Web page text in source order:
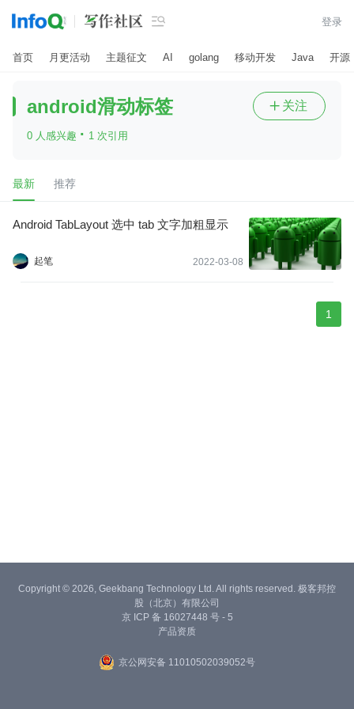
 登录
首页 月更活动 主题征文 AI golang 移动开发 Java 开源
android滑动标签
0 人感兴趣 · 1 次引用
 关注
最新 推荐
Android TabLayout 选中 tab 文字加粗显示
起笔 2022-03-08
1
Copyright © 2026, Geekbang Technology Ltd. All rights reserved. 极客邦控
股（北京）有限公司
京 ICP 备 16027448 号 - 5
产品资质
京公网安备 11010502039052号